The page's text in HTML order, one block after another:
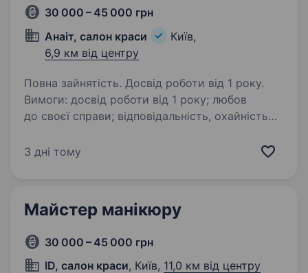
30 000 – 45 000 грн
Анаіт, салон краси
Київ,
6,9 км від центру
Повна зайнятість. Досвід роботи від 1 року.
Вимоги: досвід роботи від 1 року; любов
до своєї справи; відповідальність, охайність
графік; комфортне робоче місце; дружній
3 дні тому
Майстер манікюру
30 000 – 45 000 грн
ID, салон краси, Київ, 11,0 км від центру